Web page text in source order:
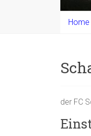
Home
der FC